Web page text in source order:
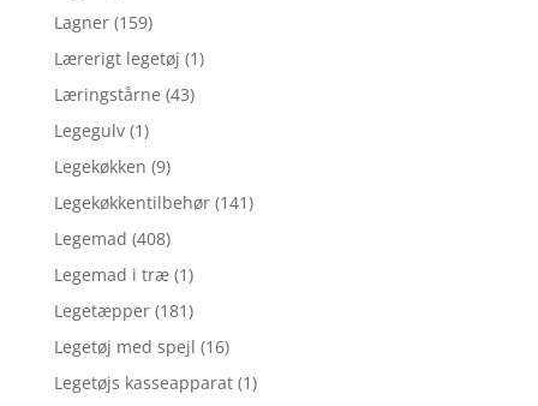
Lagner (159)
Lærerigt legetøj (1)
Læringstårne (43)
Legegulv (1)
Legekøkken (9)
Legekøkkentilbehør (141)
Legemad (408)
Legemad i træ (1)
Legetæpper (181)
Legetøj med spejl (16)
Legetøjs kasseapparat (1)